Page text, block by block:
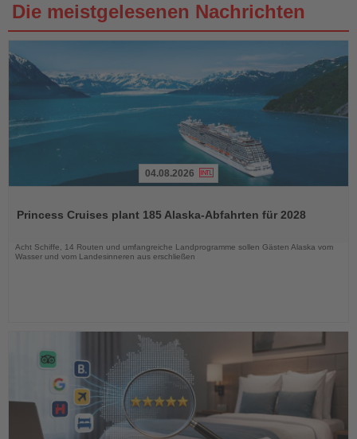
Die meistgelesenen Nachrichten
die
04.08.2026
Princess Cruises plant 185 Alaska-Abfahrten für 2028
Acht Schiffe, 14 Routen und umfangreiche Landprogramme sollen Gästen Alaska vom
Wasser und vom Landesinneren aus erschließen